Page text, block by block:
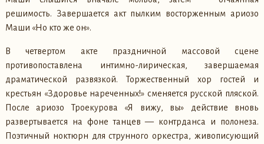
решимость. Завершается акт пылким восторженным ариозо
Маши «Но кто же он».
В четвертом акте праздничной массовой сцене
противопоставлена интимно-лирическая, завершаемая
драматической развязкой. Торжественный хор гостей и
крестьян «Здоровье нареченных!» сменяется русской пляской.
После ариозо Троекурова «Я вижу, вы» действие вновь
развертывается на фоне танцев — контрданса и полонеза.
Поэтичный ноктюрн для струнного оркестра, живописующий